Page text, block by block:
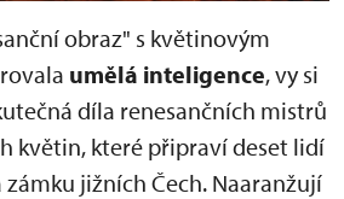
obraz" s květinovým
umělá inteligence, vy si
díla renesančních mistrů
květin, které připraví deset lidí
jižních Čech. Naaranžují